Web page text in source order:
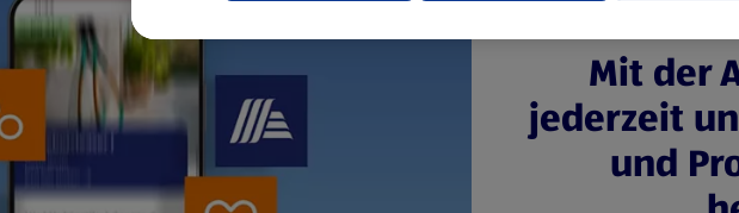
Mit der
jederzeit
und
Datenschutzerklärung zur Verfügung.
Übersicht der Webseitenbetreiber und Datenschutzerklärungen